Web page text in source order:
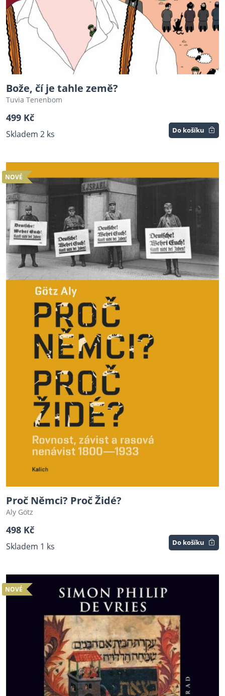
Bože, čí je tahle země?
Tuvia Tenenbom
499 Kč
Skladem 2 ks Do košíku
NOVÉ
Proč Němci? Proč Židé?
Aly Götz
498 Kč
Skladem 1 ks Do košíku
NOVÉ